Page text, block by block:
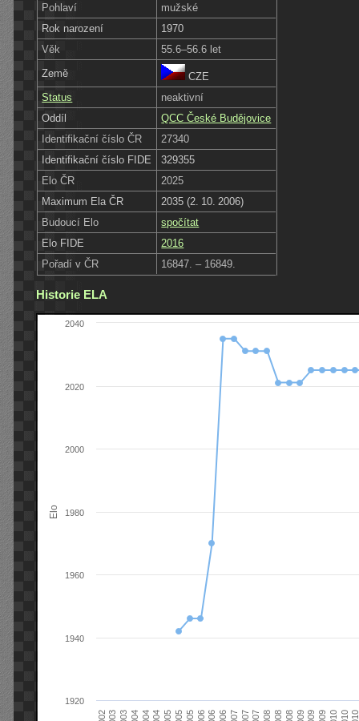
Pohlaví
mužské
Rok narození
1970
Věk
55.6–56.6 let
Země
CZE
Status
neaktivní
Oddíl
QCC České Budějovice
Identifikační číslo ČR
27340
Identifikační číslo FIDE
329355
Elo ČR
2025
Maximum Ela ČR
2035 (2. 10. 2006)
Budoucí Elo
spočítat
Elo FIDE
2016
Pořadí v ČR
16847. – 16849.
Historie ELA
Elo
1940
1960
1980
2000
2020
2040
1920